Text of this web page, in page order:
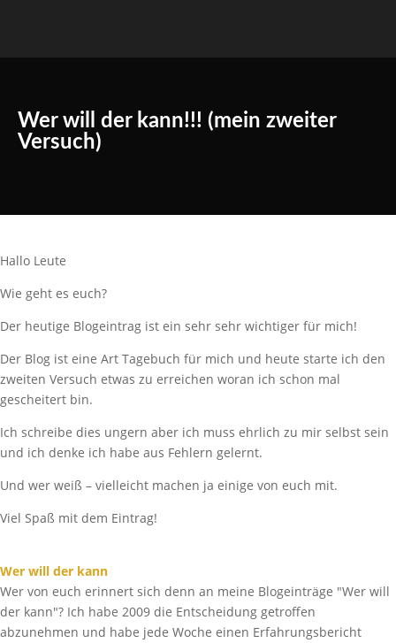
Wer will der kann!!! (mein zweiter
Versuch)
Hallo Leute
Wie geht es euch?
Der heutige Blogeintrag ist ein sehr sehr wichtiger für mich!
Der Blog ist eine Art Tagebuch für mich und heute starte ich den
zweiten Versuch etwas zu erreichen woran ich schon mal
gescheitert bin.
Ich schreibe dies ungern aber ich muss ehrlich zu mir selbst sein
und ich denke ich habe aus Fehlern gelernt.
Und wer weiß – vielleicht machen ja einige von euch mit.
Viel Spaß mit dem Eintrag!
Wer will der kann
Wer von euch erinnert sich denn an meine Blogeinträge "Wer will
der kann"? Ich habe 2009 die Entscheidung getroffen
abzunehmen und habe jede Woche einen Erfahrungsbericht